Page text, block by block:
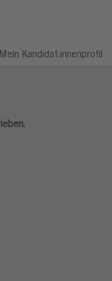
Mein Kandidat:innenprofil